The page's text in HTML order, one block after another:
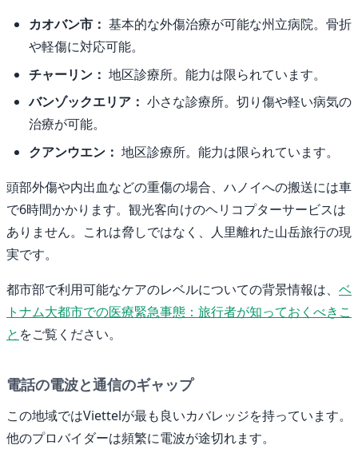
カオバン市： 基本的な外傷治療が可能な州立病院。骨折
や軽傷に対応可能。
チャーリン： 地区診療所。能力は限られています。
バンゾックエリア： 小さな診療所。切り傷や軽い病気の
治療が可能。
クアンウエン： 地区診療所。能力は限られています。
頭部外傷や内出血などの重傷の場合、ハノイへの搬送には車
で6時間かかります。観光客向けのヘリコプターサービスは
ありません。これは脅しではなく、人里離れた山岳旅行の現
実です。
都市部で利用可能なケアのレベルについての背景情報は、 ベ
トナム大都市での医療緊急事態：旅行者が知っておくべきこ
と をご覧ください。
電話の電波と通信のギャップ
この地域ではViettelが最も良いカバレッジを持っています。
他のプロバイダーは頻繁に電波が途切れます。